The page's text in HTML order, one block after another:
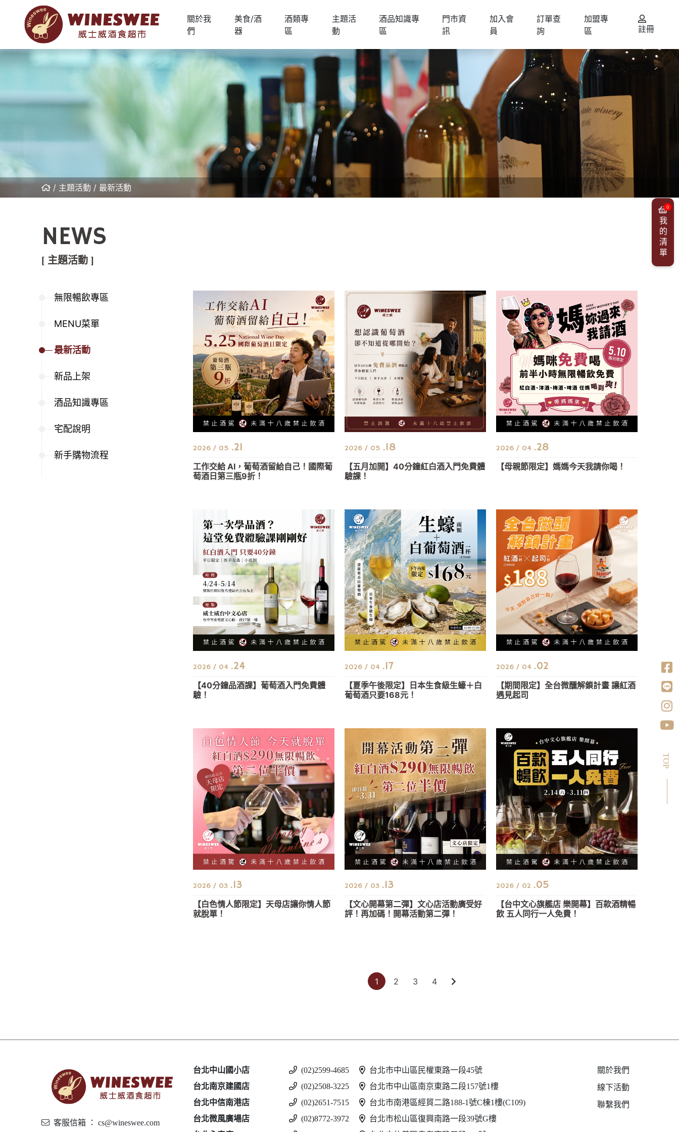
關於我
們
美食/酒
器
酒類專
區
主題活
動
酒品知識專
區
門市資
訊
加入會
員
訂單查
詢
加盟專
區
註冊
我的清單
0
主題活動 最新活動
NEWS
[ 主題活動 ]
無限暢飲專區
MENU菜單
最新活動
新品上架
酒品知識專區
宅配說明
新手購物流程
2026 / 05 .21
工作交給 AI，葡萄酒留給自己！國際葡
萄酒日第三瓶9折！
2026 / 05 .18
【五月加開】40分鐘紅白酒入門免費體
驗課！
2026 / 04 .28
【母親節限定】媽媽今天我請你喝！
2026 / 04 .24
【40分鐘品酒課】葡萄酒入門免費體
驗！
2026 / 04 .17
【夏季午後限定】日本生食級生蠔＋白
葡萄酒只要168元！
2026 / 04 .02
【期間限定】全台微醺解鎖計畫 讓紅酒
遇見起司
2026 / 03 .13
【白色情人節限定】天母店讓你情人節
就脫單！
2026 / 03 .13
【文心開幕第二彈】文心店活動廣受好
評！再加碼！開幕活動第二彈！
2026 / 02 .05
【台中文心旗艦店 樂開幕】百款酒精暢
飲 五人同行一人免費！
1 2 3 4
TOP
客服信箱 ： cs@wineswee.com
台北中山國小店 (02)2599-4685
台北市中山區民權東路一段45號
台北南京建國店
(02)2508-3225
台北市中山區南京東路二段157號1樓
台北中信南港店
(02)2651-7515
台北市南港區經貿二路188-1號C棟1樓(C109)
台北微風廣場店
(02)8772-3972
台北市松山區復興南路一段39號G樓
關於我們
線下活動
聯繫我們